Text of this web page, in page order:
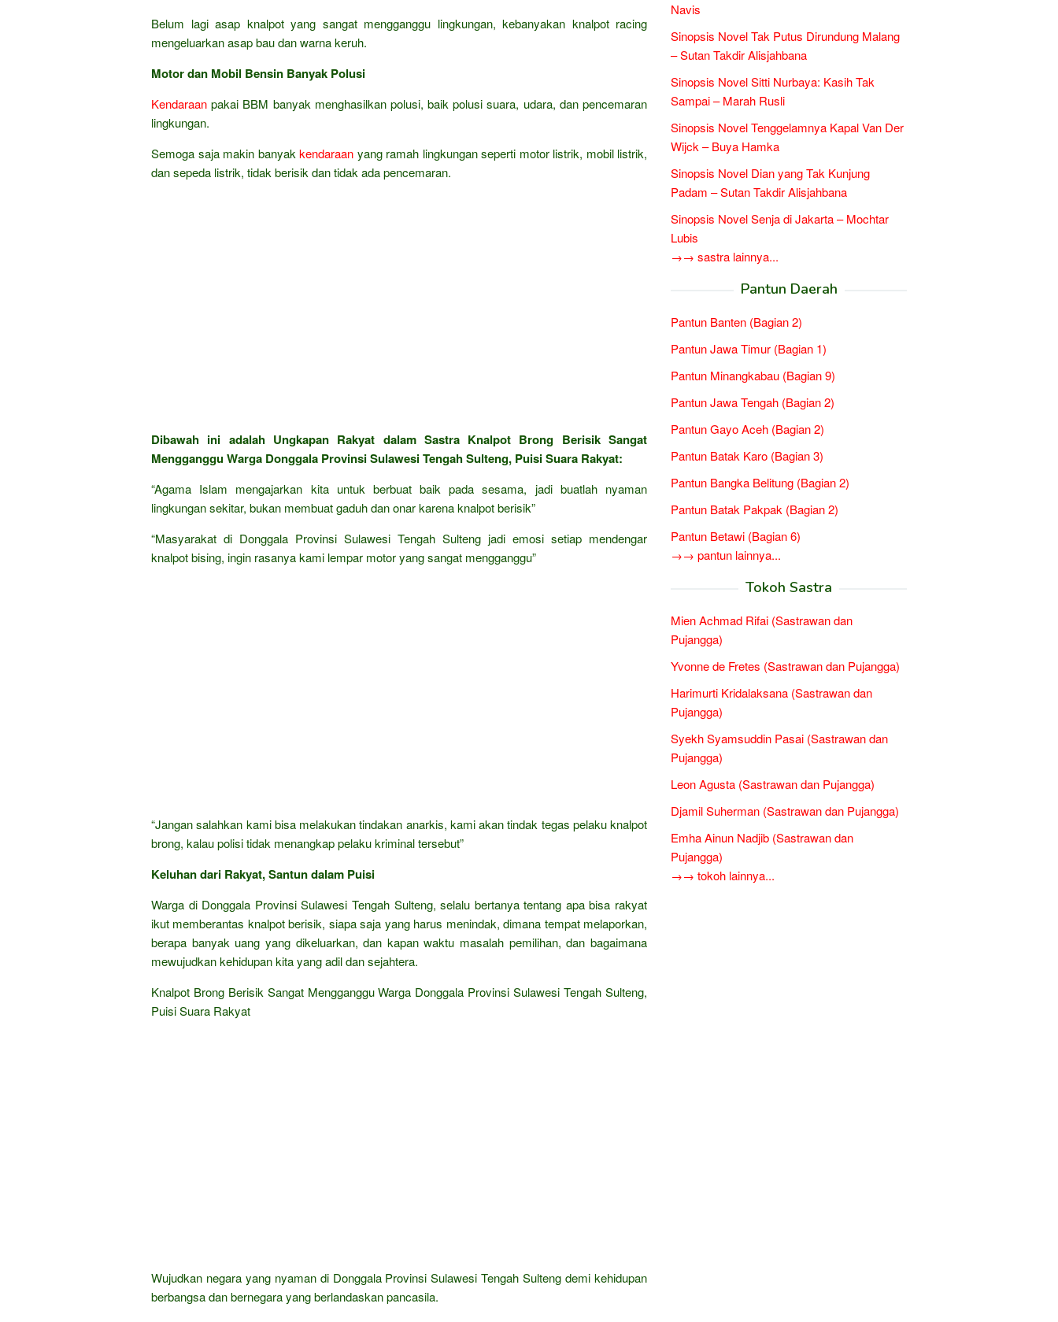
Belum lagi asap knalpot yang sangat mengganggu lingkungan, kebanyakan knalpot racing
mengeluarkan asap bau dan warna keruh.
Motor dan Mobil Bensin Banyak Polusi
Kendaraan pakai BBM banyak menghasilkan polusi, baik polusi suara, udara, dan pencemaran
lingkungan.
Semoga saja makin banyak kendaraan yang ramah lingkungan seperti motor listrik, mobil listrik,
dan sepeda listrik, tidak berisik dan tidak ada pencemaran.
Dibawah ini adalah Ungkapan Rakyat dalam Sastra Knalpot Brong Berisik Sangat
Mengganggu Warga Donggala Provinsi Sulawesi Tengah Sulteng, Puisi Suara Rakyat:
“Agama Islam mengajarkan kita untuk berbuat baik pada sesama, jadi buatlah nyaman
lingkungan sekitar, bukan membuat gaduh dan onar karena knalpot berisik”
“Masyarakat di Donggala Provinsi Sulawesi Tengah Sulteng jadi emosi setiap mendengar
knalpot bising, ingin rasanya kami lempar motor yang sangat mengganggu”
“Jangan salahkan kami bisa melakukan tindakan anarkis, kami akan tindak tegas pelaku knalpot
brong, kalau polisi tidak menangkap pelaku kriminal tersebut”
Keluhan dari Rakyat, Santun dalam Puisi
Warga di Donggala Provinsi Sulawesi Tengah Sulteng, selalu bertanya tentang apa bisa rakyat
ikut memberantas knalpot berisik, siapa saja yang harus menindak, dimana tempat melaporkan,
berapa banyak uang yang dikeluarkan, dan kapan waktu masalah pemilihan, dan bagaimana
mewujudkan kehidupan kita yang adil dan sejahtera.
Knalpot Brong Berisik Sangat Mengganggu Warga Donggala Provinsi Sulawesi Tengah Sulteng,
Puisi Suara Rakyat
Wujudkan negara yang nyaman di Donggala Provinsi Sulawesi Tengah Sulteng demi kehidupan
berbangsa dan bernegara yang berlandaskan pancasila.
Navis
Sinopsis Novel Tak Putus Dirundung Malang
– Sutan Takdir Alisjahbana
Sinopsis Novel Sitti Nurbaya: Kasih Tak
Sampai – Marah Rusli
Sinopsis Novel Tenggelamnya Kapal Van Der
Wijck – Buya Hamka
Sinopsis Novel Dian yang Tak Kunjung
Padam – Sutan Takdir Alisjahbana
Sinopsis Novel Senja di Jakarta – Mochtar
Lubis
→→ sastra lainnya...
Pantun Daerah
Pantun Banten (Bagian 2)
Pantun Jawa Timur (Bagian 1)
Pantun Minangkabau (Bagian 9)
Pantun Jawa Tengah (Bagian 2)
Pantun Gayo Aceh (Bagian 2)
Pantun Batak Karo (Bagian 3)
Pantun Bangka Belitung (Bagian 2)
Pantun Batak Pakpak (Bagian 2)
Pantun Betawi (Bagian 6)
→→ pantun lainnya...
Tokoh Sastra
Mien Achmad Rifai (Sastrawan dan
Pujangga)
Yvonne de Fretes (Sastrawan dan Pujangga)
Harimurti Kridalaksana (Sastrawan dan
Pujangga)
Syekh Syamsuddin Pasai (Sastrawan dan
Pujangga)
Leon Agusta (Sastrawan dan Pujangga)
Djamil Suherman (Sastrawan dan Pujangga)
Emha Ainun Nadjib (Sastrawan dan
Pujangga)
→→ tokoh lainnya...